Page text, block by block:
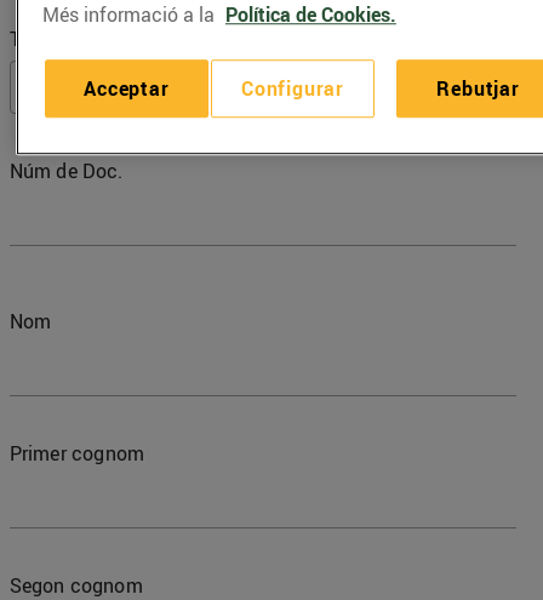
Tipus de doc.
Núm de Doc.
Nom
Primer cognom
Segon cognom
Més informació a la Política de Cookies.
Configurar Rebutjar
Acceptar